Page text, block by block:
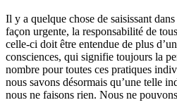
Il y a quelque chose de saisissant
façon urgente, la responsabilité de
celle-ci doit être entendue de plus
consciences, qui signifie toujours la
nombre pour toutes ces pratiques
nous savons désormais qu’une telle
nous ne faisons rien. Nous ne